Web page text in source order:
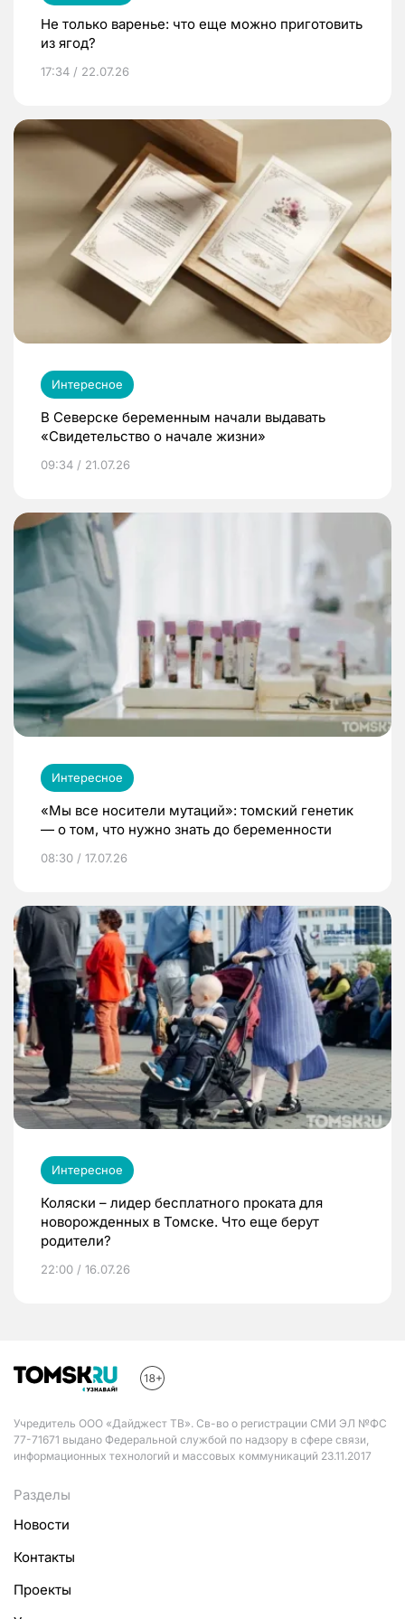
Не только варенье: что еще можно приготовить
из ягод?
17:34 / 22.07.26
Интересное
В Северске беременным начали выдавать
«Свидетельство о начале жизни»
09:34 / 21.07.26
Интересное
«Мы все носители мутаций»: томский генетик
— о том, что нужно знать до беременности
08:30 / 17.07.26
Интересное
Коляски – лидер бесплатного проката для
новорожденных в Томске. Что еще берут
родители?
22:00 / 16.07.26
Учредитель ООО «Дайджест ТВ». Св-во о регистрации СМИ ЭЛ №ФС
77-71671 выдано Федеральной службой по надзору в сфере связи,
информационных технологий и массовых коммуникаций 23.11.2017
Разделы
Новости
Контакты
Проекты